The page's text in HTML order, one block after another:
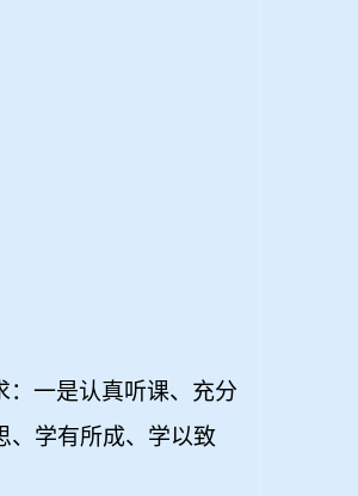
：一是认真听课、充分
、学有所成、学以致